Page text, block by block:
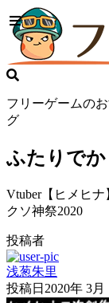
フリーゲームの
グ
ふたりで
Vtuber【ヒメヒ
クソ神祭2020
投稿者
浅葱朱里
投稿日 2020年 3月